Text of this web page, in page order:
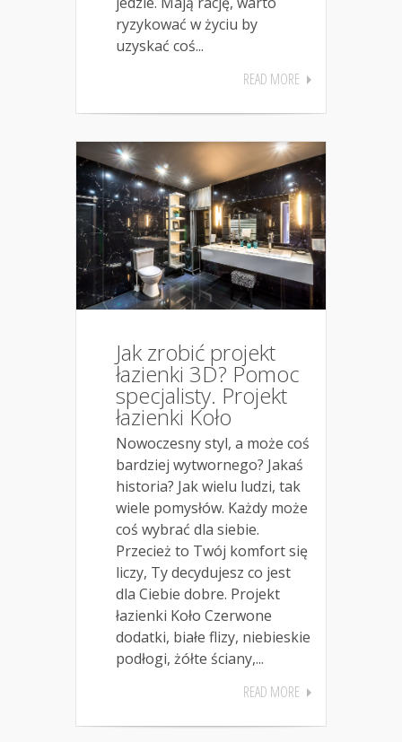
ryzykować w życiu by
uzyskać coś...
READ MORE
Jak zrobić projekt
łazienki 3D? Pomoc
specjalisty. Projekt
łazienki Koło
Nowoczesny styl, a może coś
bardziej wytwornego? Jakaś
historia? Jak wielu ludzi, tak
wiele pomysłów. Każdy może
coś wybrać dla siebie.
Przecież to Twój komfort się
liczy, Ty decydujesz co jest
dla Ciebie dobre. Projekt
łazienki Koło Czerwone
dodatki, białe flizy, niebieskie
podłogi, żółte ściany,...
READ MORE